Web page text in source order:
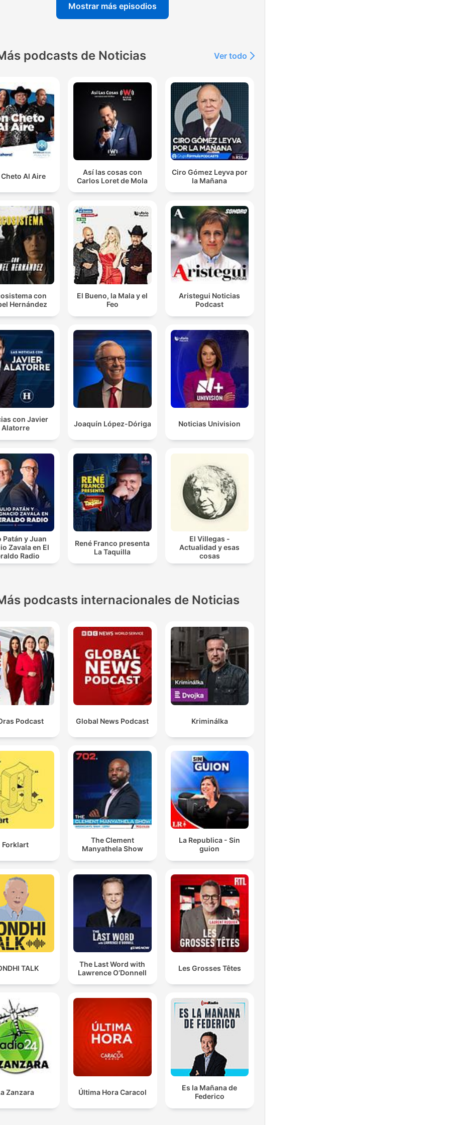
Mostrar más episodios
podcasts de Noticias Ver todo
Al Aire
Así las cosas con
Carlos Loret de Mola
Ciro Gómez Leyva por
la Mañana
con
Hernández
El Bueno, la Mala y el
Feo
Aristegui Noticias
Podcast
con Javier
Alatorre
Joaquín López-Dóriga Noticias Univision
Patán y Juan
Zavala en El
Radio
René Franco presenta
La Taquilla
El Villegas -
Actualidad y esas
cosas
podcasts internacionales de Noticias
Podcast Global News Podcast Kriminálka
Forklart
The Clement
Manyathela Show
La Republica - Sin
guion
TALK
The Last Word with
Lawrence O’Donnell
Les Grosses Têtes
Zanzara Última Hora Caracol
Es la Mañana de
Federico